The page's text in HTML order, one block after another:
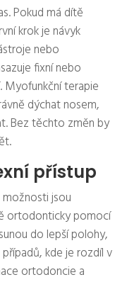
Pokud má dítě
krok je návyk
nebo
fixní nebo
Myofunkční terapie
dýchat nosem,
Bez těchto změn by
přístup
jsou
ortodonticky pomocí
do lepší polohy,
kde je rozdíl v
ortodoncie a